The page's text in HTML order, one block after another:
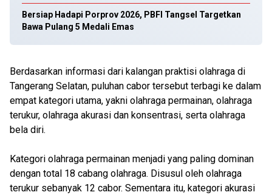
Bersiap Hadapi Porprov 2026, PBFI Tangsel Targetkan
Bawa Pulang 5 Medali Emas
Berdasarkan informasi dari kalangan praktisi olahraga di
Tangerang Selatan, puluhan cabor tersebut terbagi ke dalam
empat kategori utama, yakni olahraga permainan, olahraga
terukur, olahraga akurasi dan konsentrasi, serta olahraga
bela diri.
Kategori olahraga permainan menjadi yang paling dominan
dengan total 18 cabang olahraga. Disusul oleh olahraga
terukur sebanyak 12 cabor. Sementara itu, kategori akurasi